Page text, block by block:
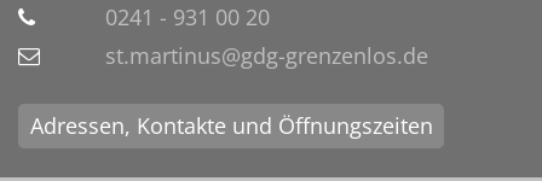
0241 - 931 00 20
st.martinus@gdg-grenzenlos.de
Adressen, Kontakte und Öffnungszeiten